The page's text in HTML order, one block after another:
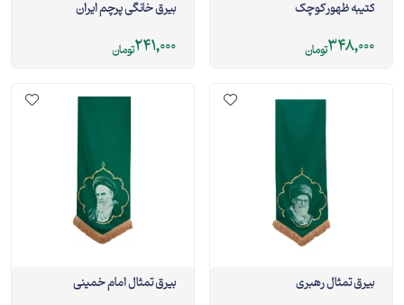
کتیبه ظهور کوچک
348,000تومان
بیرق خانگی پرچم ایران
241,000تومان
بیرق تمثال رهبری بیرق تمثال امام خمینی